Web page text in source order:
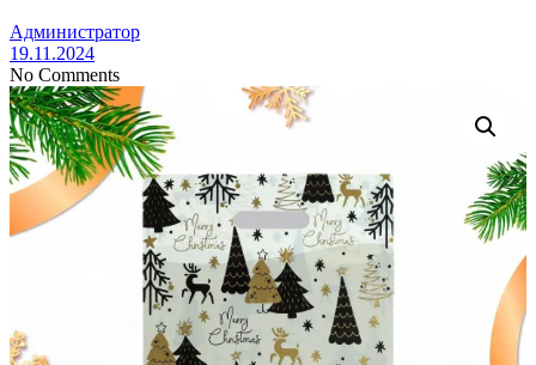
Администратор
19.11.2024
No Comments